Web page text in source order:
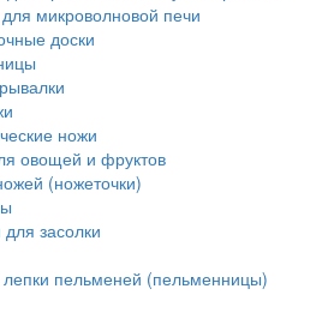
микроволновой печи
доски
ножи
овощей и фруктов
(ножеточки)
засолки
пельменей (пельменницы)